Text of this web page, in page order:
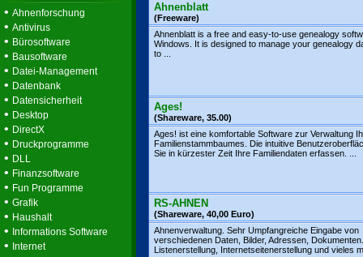
• Ahnenforschung
• Antivirus
• Bürosoftware
• Bausoftware
• Datei-Management
• Datenbank
• Datensicherheit
• Desktop
• DirectX
• Druckprogramme
• DLL
• Finanzsoftware
• Fun Programme
• Grafik
• Haushalt
• Informations Software
• Internet
Ahnenblatt
(Freeware)
Ahnenblatt is a free and easy-to-use genealogy
Windows. It is designed to manage your genealogy
to ...
Ages!
(Shareware, 35.00)
Ages! ist eine komfortable Software zur Verwaltung
Familienstammbaumes. Die intuitive
Sie in kürzester Zeit Ihre Familiendaten erfassen. ...
RS-AHNEN
(Shareware, 40,00 Euro)
Ahnenverwaltung. Sehr Umpfangreiche Eingabe von
verschiedenen Daten, Bilder, Adressen, Dokumenten.
Listenerstellung, Internetseitenerstellung und vieles